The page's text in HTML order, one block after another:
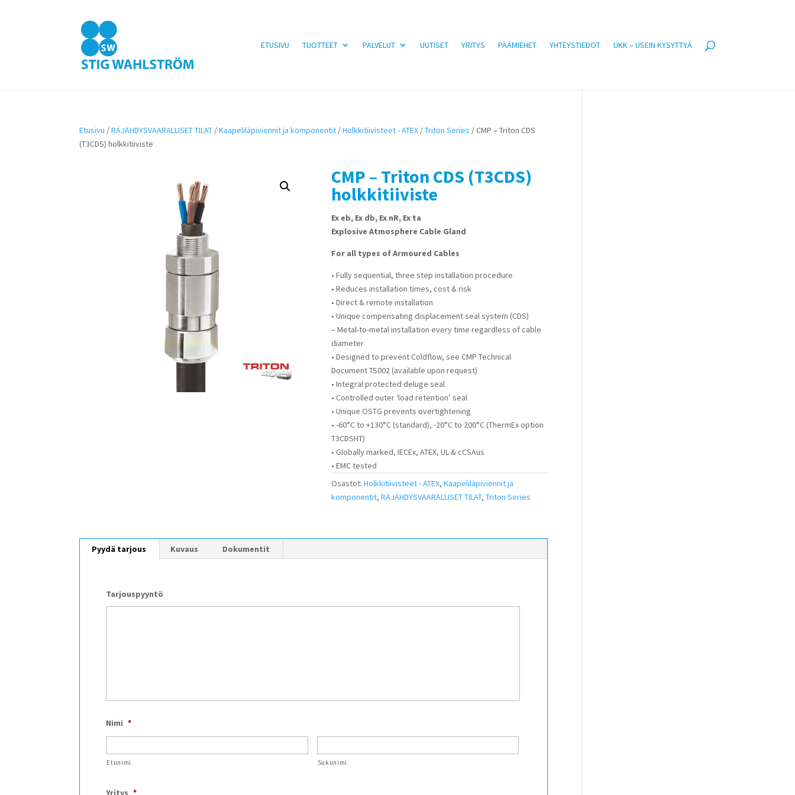
ETUSIVU TUOTTEET PALVELUT UUTISET YRITYS PÄÄMIEHET YHTEYSTIEDOT UKK – USEIN KYSYTTYÄ
Etusivu /RÄJÄHDYSVAARALLISET TILAT /Kaapeliläpiviennit ja komponentit /Holkkitiivisteet - ATEX /Triton Series / CMP – Triton CDS
(T3CDS) holkkitiiviste
CMP – Triton CDS (T3CDS)
holkkitiiviste
Ex eb, Ex db, Ex nR, Ex ta
Explosive Atmosphere Cable Gland
For all types of Armoured Cables
• Fully sequential, three step installation procedure
• Reduces installation times, cost & risk
• Direct & remote installation
• Unique compensating displacement seal system (CDS)
– Metal-to-metal installation every time regardless of cable
diameter
• Designed to prevent Coldflow, see CMP Technical
Document TS002 (available upon request)
• Integral protected deluge seal
• Controlled outer ‘load retention’ seal
• Unique OSTG prevents overtightening
• -60°C to +130°C (standard), -20°C to 200°C (ThermEx option
T3CDSHT)
• Globally marked, IECEx, ATEX, UL & cCSAus
• EMC tested
Osastot:Holkkitiivisteet - ATEX,Kaapeliläpiviennit ja
komponentit,RÄJÄHDYSVAARALLISET TILAT,Triton Series
Pyydä tarjous Kuvaus Dokumentit
Tarjouspyyntö
Nimi *
Etunimi Sukunimi
Yritys *